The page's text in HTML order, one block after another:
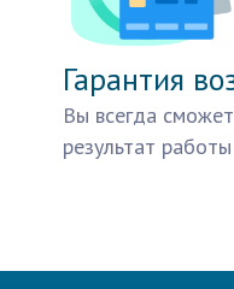
Гарантия
Вы всегда
результат